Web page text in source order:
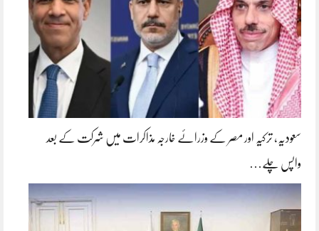
سعودیہ، ترکیہ اور مصر کے وزرائے خارجہ مذاکرات میں شرکت کے بعد
واپس چلے…